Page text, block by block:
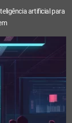
artificial para